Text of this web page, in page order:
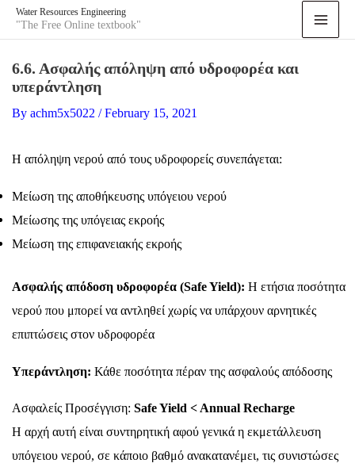
SkipWater Resources Engineering
"The Free Online textbook"
Main
6.6. Ασφαλής απόληψη από υδροφορέα και
υπεράντληση
By achm5x5022 /February 15, 2021
H απόληψη νερού από τους υδροφορείς συνεπάγεται:
Μείωση της αποθήκευσης υπόγειου νερού
Μείωσης της υπόγειας εκροής
Μείωση της επιφανειακής εκροής
Ασφαλής απόδοση υδροφορέα (Safe Yield): Η ετήσια ποσότητα
νερού που μπορεί να αντληθεί χωρίς να υπάρχουν αρνητικές
επιπτώσεις στον υδροφορέα
Υπεράντληση: Κάθε ποσότητα πέραν της ασφαλούς απόδοσης
Ασφαλείς Προσέγγιση: Safe Yield < Annual Recharge
Η αρχή αυτή είναι συντηρητική αφού γενικά η εκμετάλλευση
υπόγειου νερού, σε κάποιο βαθμό ανακατανέμει, τις συνιστώσες